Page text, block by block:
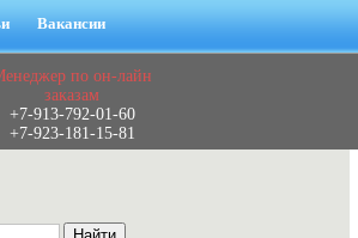
Вакансии
по он-лайн
заказам
+7-913-792-01-60
+7-923-181-15-81